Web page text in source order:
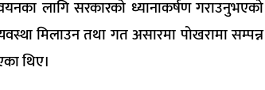
लागि सरकारको ध्यानाकर्षण गराउनुभएको
मिलाउन तथा गत असारमा पोखरामा सम्पन्न
थिए।